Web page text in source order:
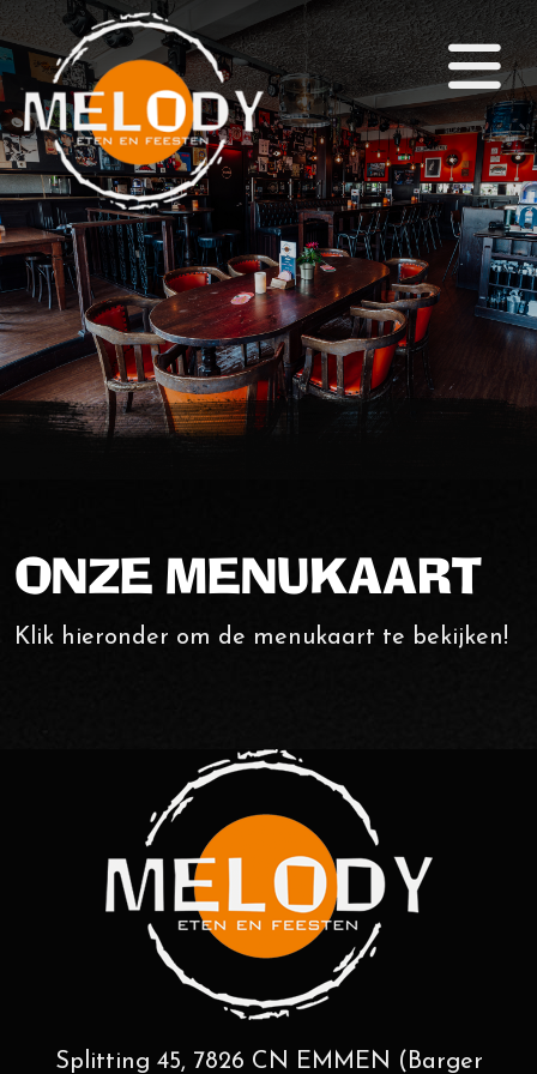
×
Home
(Eet)Café
Zalen
Themafeesten
Arrangementen
Snackbar & Pizza
Agenda
Tel.0591 - 625 111
ONZE MENUKAART
Klik hieronder om de menukaart te bekijken!
Splitting 45, 7826 CN EMMEN (Barger